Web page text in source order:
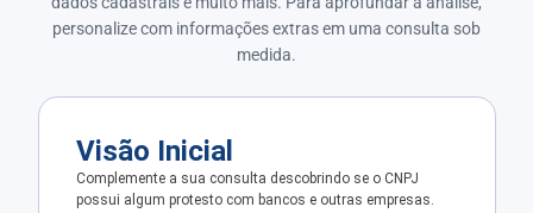
personalize com informações extras em uma consulta sob
medida.
Visão Inicial
Complemente a sua consulta descobrindo se o CNPJ
possui algum protesto com bancos e outras empresas.